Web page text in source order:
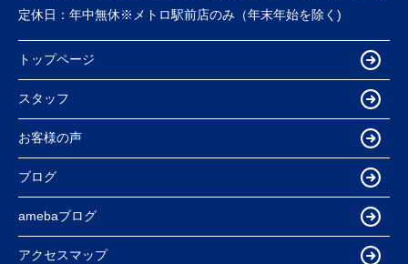
定休日： 年中無休※メトロ駅前店のみ（年末年始を除く)
トップページ
スタッフ
お客様の声
ブログ
amebaブログ
アクセスマップ